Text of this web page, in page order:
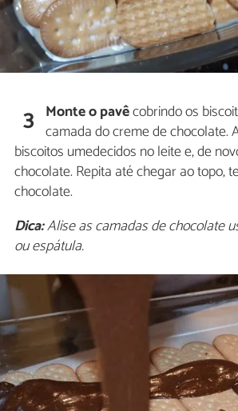
3 Monte o pavêcobrindo os
camada do creme de chocolate.
biscoitos umedecidos no leite e, de
chocolate. Repita até chegar ao topo,
chocolate.
Dica:Alise as camadas de chocolate
ou espátula.